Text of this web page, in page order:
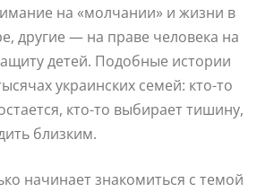
на «молчании» и жизни в
другие — на праве человека на
детей. Подобные истории
украинских семей: кто-то
кто-то выбирает тишину,
близким.
начинает знакомиться с темой